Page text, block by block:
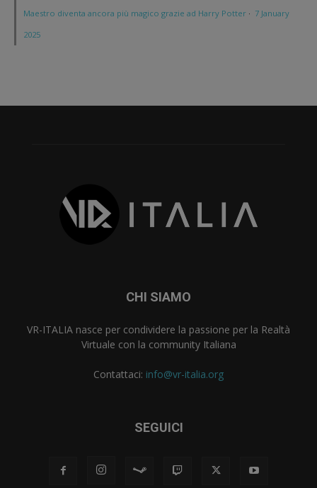
Maestro diventa ancora più magico grazie ad Harry Potter · 7 January
2025
CHI SIAMO
VR-ITALIA nasce per condividere la passione per la Realtà
Virtuale con la community Italiana
Contattaci: info@vr-italia.org
SEGUICI